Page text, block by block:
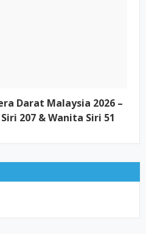
Darat Malaysia 2026 –
207 & Wanita Siri 51